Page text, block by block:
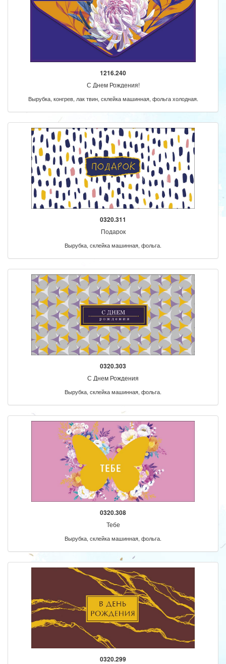
1216.240
С Днем Рождения!
Вырубка, конгрев, лак твин, склейка машинная, фольга холодная.
0320.311
Подарок
Вырубка, склейка машинная, фольга.
0320.303
С Днем Рождения
Вырубка, склейка машинная, фольга.
0320.308
Тебе
Вырубка, склейка машинная, фольга.
0320.299